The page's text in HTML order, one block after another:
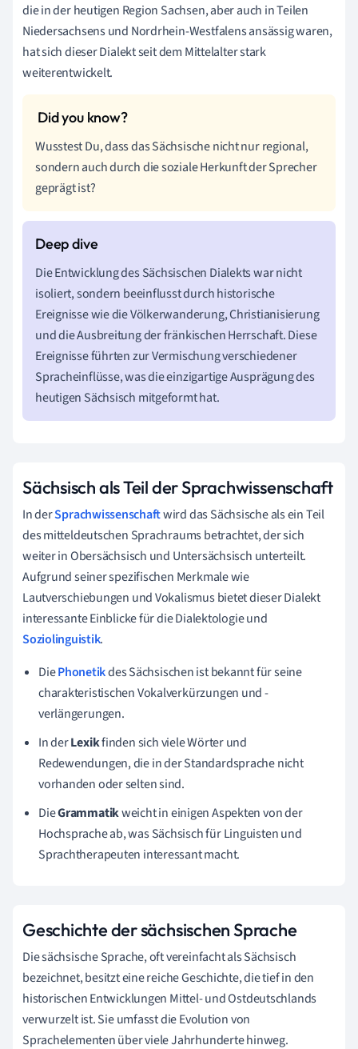
die in der heutigen Region Sachsen, aber auch in Teilen
Niedersachsens und Nordrhein-Westfalens ansässig waren,
hat sich dieser Dialekt seit dem Mittelalter stark
weiterentwickelt.
Wusstest Du, dass das Sächsische nicht nur regional,
sondern auch durch die soziale Herkunft der Sprecher
geprägt ist?
Die Entwicklung des Sächsischen Dialekts war nicht
isoliert, sondern beeinflusst durch historische
Ereignisse wie die Völkerwanderung, Christianisierung
und die Ausbreitung der fränkischen Herrschaft. Diese
Ereignisse führten zur Vermischung verschiedener
Spracheinflüsse, was die einzigartige Ausprägung des
heutigen Sächsisch mitgeformt hat.
Sächsisch als Teil der Sprachwissenschaft
In derSprachwissenschaftwird das Sächsische als ein Teil
des mitteldeutschen Sprachraums betrachtet, der sich
weiter in Obersächsisch und Untersächsisch unterteilt.
Aufgrund seiner spezifischen Merkmale wie
Lautverschiebungen und Vokalismus bietet dieser Dialekt
interessante Einblicke für die Dialektologie und
Soziolinguistik.
DiePhonetikdes Sächsischen ist bekannt für seine
charakteristischen Vokalverkürzungen und -
verlängerungen.
In derLexikfinden sich viele Wörter und
Redewendungen, die in der Standardsprache nicht
vorhanden oder selten sind.
DieGrammatikweicht in einigen Aspekten von der
Hochsprache ab, was Sächsisch für Linguisten und
Sprachtherapeuten interessant macht.
Geschichte der sächsischen Sprache
Die sächsische Sprache, oft vereinfacht als Sächsisch
bezeichnet, besitzt eine reiche Geschichte, die tief in den
historischen Entwicklungen Mittel- und Ostdeutschlands
verwurzelt ist. Sie umfasst die Evolution von
Sprachelementen über viele Jahrhunderte hinweg.